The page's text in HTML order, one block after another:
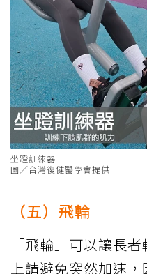
坐蹬訓練器
圖／台灣復健醫學會提供
（五）飛輪
「飛輪」可以讓長
上請避免突然加速